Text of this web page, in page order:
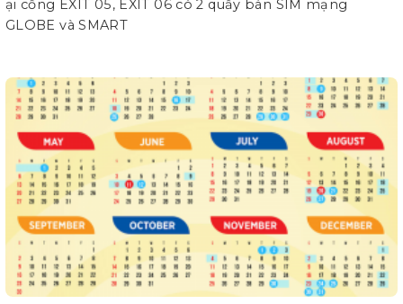
ại cổng EXIT 05, EXIT 06 có 2 quầy bán SIM mạng
GLOBE và SMART